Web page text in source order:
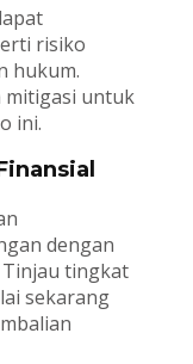
risiko
hukum.
mitigasi untuk
ini.
dengan
Tinjau tingkat
sekarang